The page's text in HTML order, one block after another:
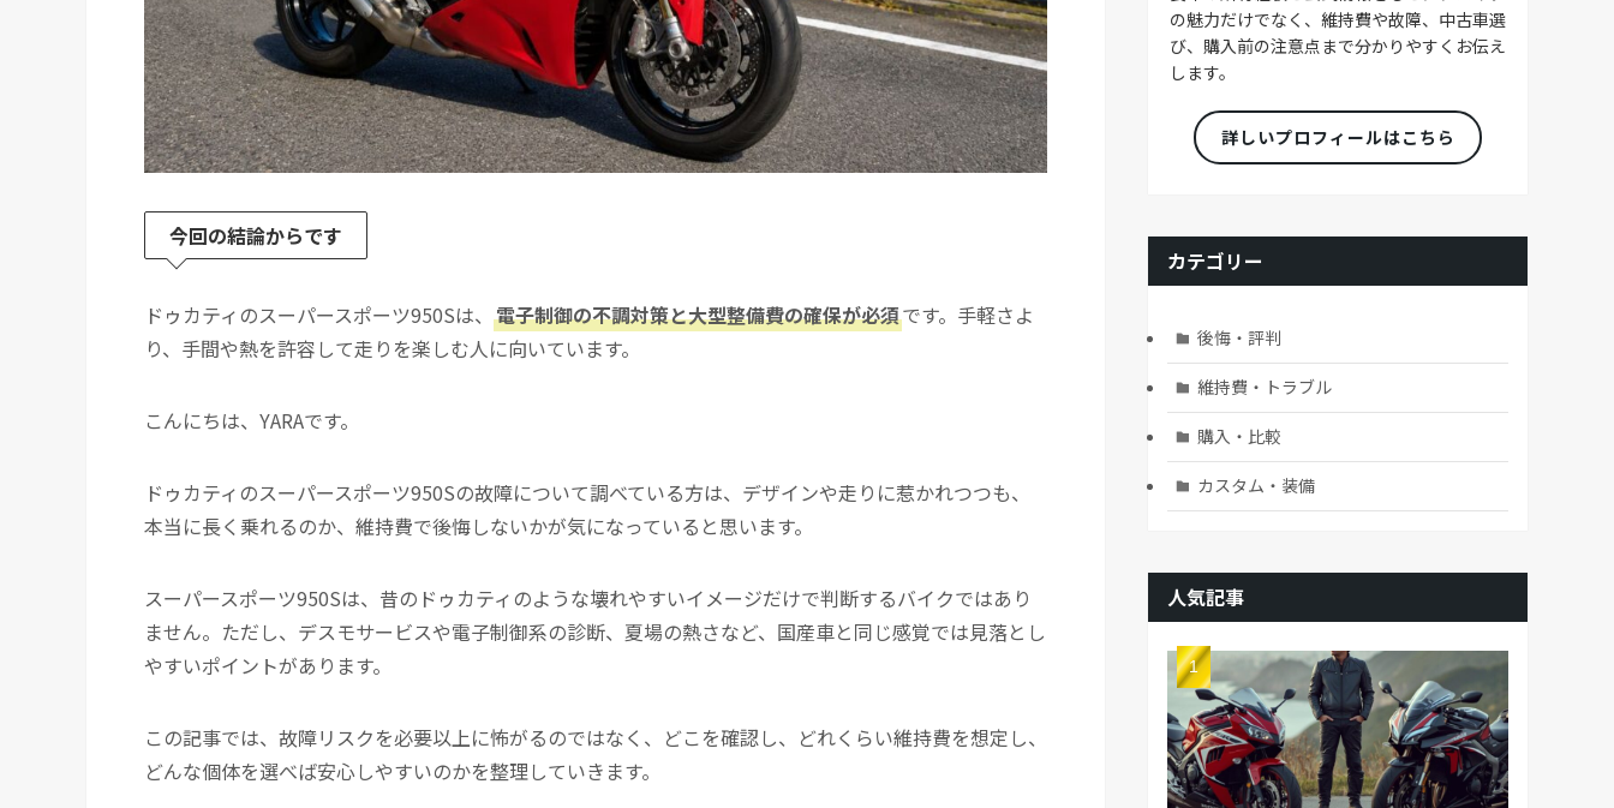
今回の結論からです
ドゥカティのスーパースポーツ950Sは、 電子制御の不調対策と大型整備費の確保が必須です。手軽さよ
り、手間や熱を許容して走りを楽しむ人に向いています。
こんにちは、YARAです。
ドゥカティのスーパースポーツ950Sの故障について調べている方は、デザインや走りに惹かれつつも、
本当に長く乗れるのか、維持費で後悔しないかが気になっていると思います。
スーパースポーツ950Sは、昔のドゥカティのような壊れやすいイメージだけで判断するバイクではあり
ません。ただし、デスモサービスや電子制御系の診断、夏場の熱さなど、国産車と同じ感覚では見落とし
やすいポイントがあります。
この記事では、故障リスクを必要以上に怖がるのではなく、どこを確認し、どれくらい維持費を想定し、
どんな個体を選べば安心しやすいのかを整理していきます。
の魅力だけでなく、維持費や故障、中古車選
び、購入前の注意点まで分かりやすくお伝え
します。
詳しいプロフィールはこちら
カテゴリー
後悔・評判
維持費・トラブル
購入・比較
カスタム・装備
人気記事